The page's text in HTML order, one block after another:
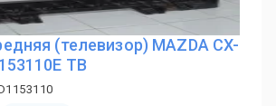
(телевизор) MAZDA CX-
TB